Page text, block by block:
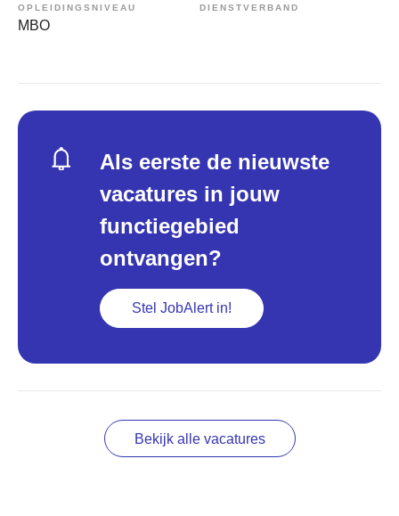
OPLEIDINGSNIVEAU
MBO
DIENSTVERBAND
Als eerste de nieuwste
vacatures in jouw
functiegebied
ontvangen?
Stel JobAlert in!
Bekijk alle vacatures